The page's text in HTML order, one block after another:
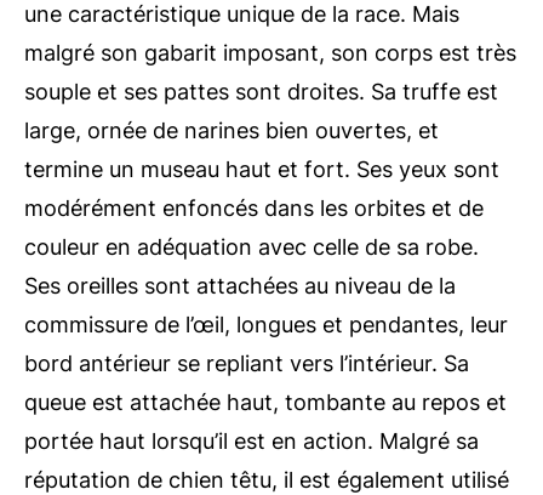
une caractéristique unique de la race. Mais
malgré son gabarit imposant, son corps est très
souple et ses pattes sont droites. Sa truffe est
large, ornée de narines bien ouvertes, et
termine un museau haut et fort. Ses yeux sont
modérément enfoncés dans les orbites et de
couleur en adéquation avec celle de sa robe.
Ses oreilles sont attachées au niveau de la
commissure de l’œil, longues et pendantes, leur
bord antérieur se repliant vers l’intérieur. Sa
queue est attachée haut, tombante au repos et
portée haut lorsqu’il est en action. Malgré sa
réputation de chien têtu, il est également utilisé